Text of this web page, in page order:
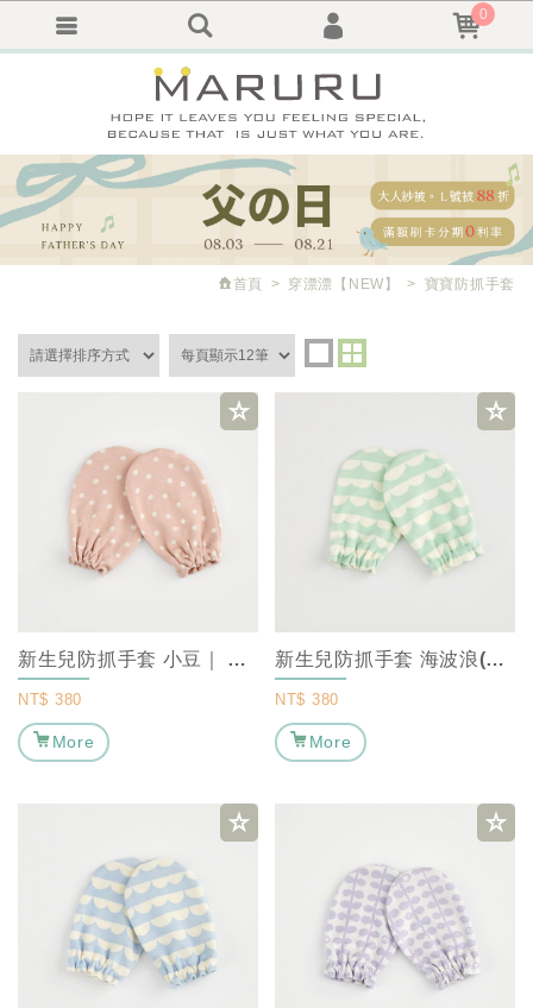
首頁 穿漂漂 【NEW】 寶寶防抓手套
新生兒防抓手套 小豆｜ MARURU 嬰兒防抓手套、嬰兒純棉透氣手套、新生兒...
NT$ 380
More
新生兒防抓手套 海波浪(薄荷綠)｜ MARURU 嬰兒防抓手套、嬰兒純棉透氣手...
NT$ 380
More
0
會員登入
會員註冊
忘記密碼
訂單查詢
追蹤清單
繁體中文